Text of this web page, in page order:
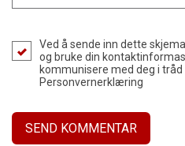
Ved å sende inn dette
og bruke din
kommunisere med deg i
Personvernerklæring